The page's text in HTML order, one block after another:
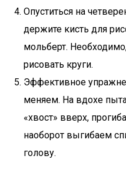
Опуститься на
держите кисть для
мольберт.
рисовать круги.
Эффективное
меняем. На вдохе
«хвост» вверх,
наоборот выгибаем
голову.